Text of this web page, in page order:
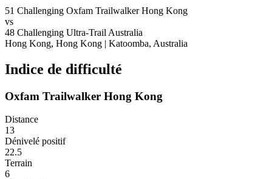
51 Challenging Oxfam Trailwalker Hong Kong
vs
48 Challenging Ultra-Trail Australia
Hong Kong, Hong Kong | Katoomba, Australia
Indice de difficulté
Oxfam Trailwalker Hong Kong
Distance
13
Dénivelé positif
22.5
Terrain
6